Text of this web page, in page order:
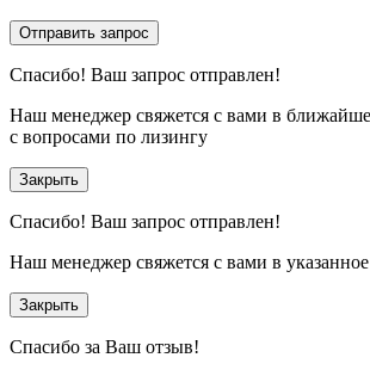
Отправить запрос
Спасибо! Ваш запрос отправлен!
Наш менеджер свяжется с вами в
с вопросами по лизингу
Закрыть
Спасибо! Ваш запрос отправлен!
Наш менеджер свяжется с вами в
Закрыть
Спасибо за Ваш отзыв!